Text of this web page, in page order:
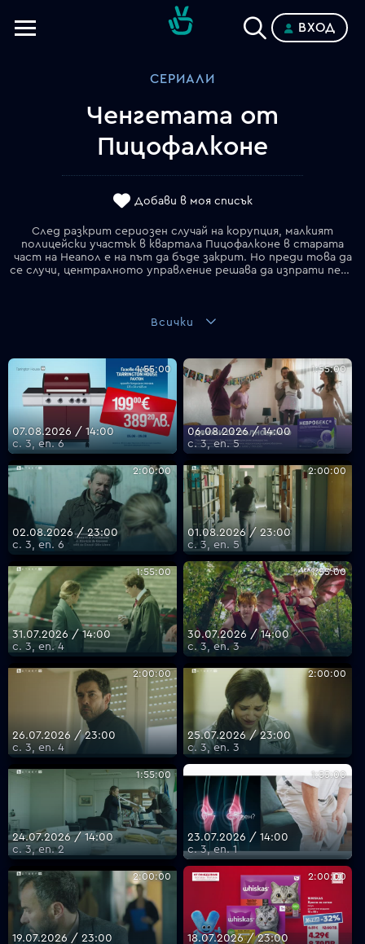
VOYO
ВХОД
СЕРИАЛИ
Ченгетата от
Пицофалконе
Добави в моя списък
След разкрит сериозен случай на корупция, малкият
полицейски участък в квартала Пицофалконе в старата
част на Неапол е на път да бъде закрит. Но преди това да
се случи, централното управление решава да изпрати петима нови полицаи, които да поемат щафетата след уволнението на досегашните корумпирани служители, замесени в наркотрафик. Начело на новосформирания екип застава комисар Луиджи Палма (Масимилиано Гало) – човек с добро сърце и непоклатимо чувство за дълг, който вярва, че всеки заслужава втори шанс. Сред новодошлите е и инспектор Джузепе Лояконо (Алесандро Гасман) – блестящ, но опетнен полицай, неправомерно обвинен в сътрудничество с мафията в Сицилия. Заедно с опитния Пизанели (Джанфеличе Импарато), прагматичната Отавия Калабрезе (Тоска Д'Акуино) и младия Марко Арагона (Антонио Фолето), те започват да разрешават поредица от заплетени случаи, които надхвърлят рамките на "дребните престъпления".
Всички
1:55:00
07.08.2026 / 14:00
с. 3, еп. 6
1:55:00
06.08.2026 / 14:00
с. 3, еп. 5
2:00:00
02.08.2026 / 23:00
с. 3, еп. 6
2:00:00
01.08.2026 / 23:00
с. 3, еп. 5
1:55:00
31.07.2026 / 14:00
с. 3, еп. 4
1:55:00
30.07.2026 / 14:00
с. 3, еп. 3
2:00:00
26.07.2026 / 23:00
с. 3, еп. 4
2:00:00
25.07.2026 / 23:00
с. 3, еп. 3
1:55:00
24.07.2026 / 14:00
с. 3, еп. 2
1:55:00
23.07.2026 / 14:00
с. 3, еп. 1
2:00:00
19.07.2026 / 23:00
2:00:00
18.07.2026 / 23:00